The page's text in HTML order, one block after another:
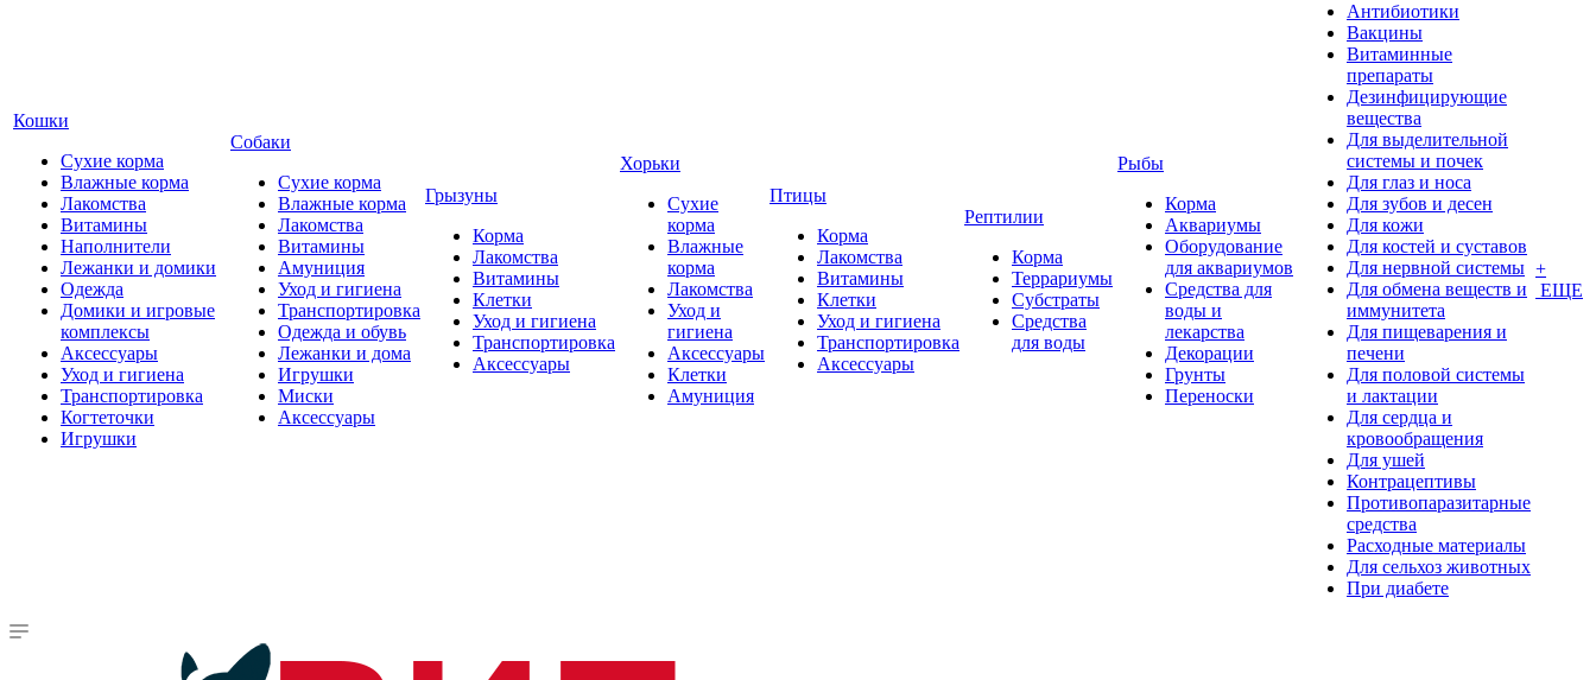
Кошки
Сухие корма
Влажные корма
Лакомства
Витамины
Наполнители
Лежанки и домики
Одежда
Домики и игровые
комплексы
Аксессуары
Уход и гигиена
Транспортировка
Когтеточки
Игрушки
Собаки
Сухие корма
Влажные корма
Лакомства
Витамины
Амуниция
Уход и гигиена
Транспортировка
Одежда и обувь
Лежанки и дома
Игрушки
Миски
Аксессуары
Грызуны
Корма
Лакомства
Витамины
Клетки
Уход и гигиена
Транспортировка
Аксессуары
Хорьки
Сухие
корма
Влажные
корма
Лакомства
Уход и
гигиена
Аксессуары
Клетки
Амуниция
Птицы
Корма
Лакомства
Витамины
Клетки
Уход и гигиена
Транспортировка
Аксессуары
Рептилии
Корма
Террариумы
Субстраты
Средства
для воды
Рыбы
Корма
Аквариумы
Оборудование
для аквариумов
Средства для
воды и
лекарства
Декорации
Грунты
Переноски
Антибиотики
Вакцины
Витаминные
препараты
Дезинфицирующие
вещества
Для выделительной
системы и почек
Для глаз и носа
Для зубов и десен
Для кожи
Для костей и суставов
Для нервной системы
Для обмена веществ и
иммунитета
Для пищеварения и
печени
Для половой системы
и лактации
Для сердца и
кровообращения
Для ушей
Контрацептивы
Противопаразитарные
средства
Расходные материалы
Для сельхоз животных
При диабете
+
ЕЩЕ